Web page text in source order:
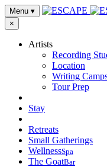
Menu ▾
×
Artists
Recording
Location
Writing
Tour Prep
Stay
Retreats
Small Gatherings
WellnessSpa
The GoatBar